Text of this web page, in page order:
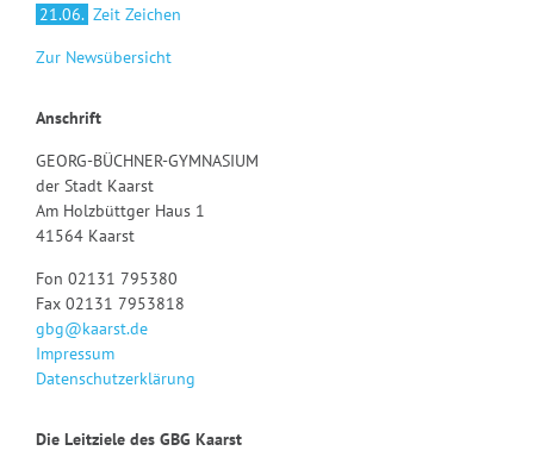
21.06. Zeit Zeichen
Zur Newsübersicht
Anschrift
GEORG-BÜCHNER-GYMNASIUM
der Stadt Kaarst
Am Holzbüttger Haus 1
41564 Kaarst
Fon 02131 795380
Fax 02131 7953818
gbg@kaarst.de
Impressum
Datenschutzerklärung
Die Leitziele des GBG Kaarst